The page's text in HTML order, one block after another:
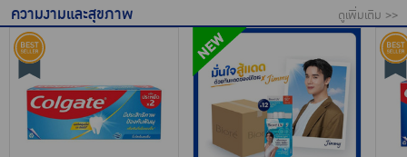
ความงามและสุขภาพ ดูเพิ่มเติม >>